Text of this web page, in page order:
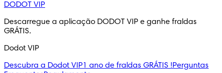
DODOT VIP
Descarregue a aplicação DODOT VIP e ganhe fraldas
GRÁTIS.
Dodot VIP
Descubra a Dodot VIP1 ano de fraldas GRÁTIS !Perguntas